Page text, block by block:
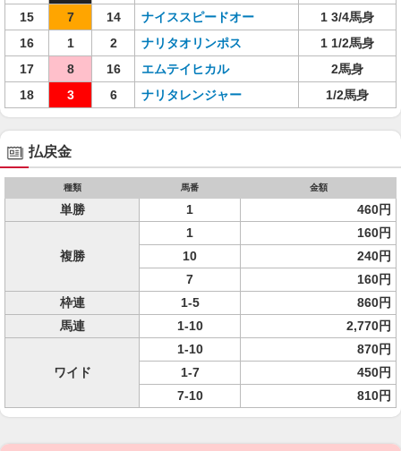
15
7 14 ナイススピードオー
1 3/4馬身
16
1 2 ナリタオリンポス
1 1/2馬身
17
8 16 エムテイヒカル
2馬身
18
3 6 ナリタレンジャー 1/2馬身
払戻金
種類 馬番 金額
単勝 1 460円
複勝
1
160円
10
240円
7
160円
枠連
1-5
860円
馬連
1-10 2,770円
ワイド
1-10
870円
1-7
450円
7-10
810円